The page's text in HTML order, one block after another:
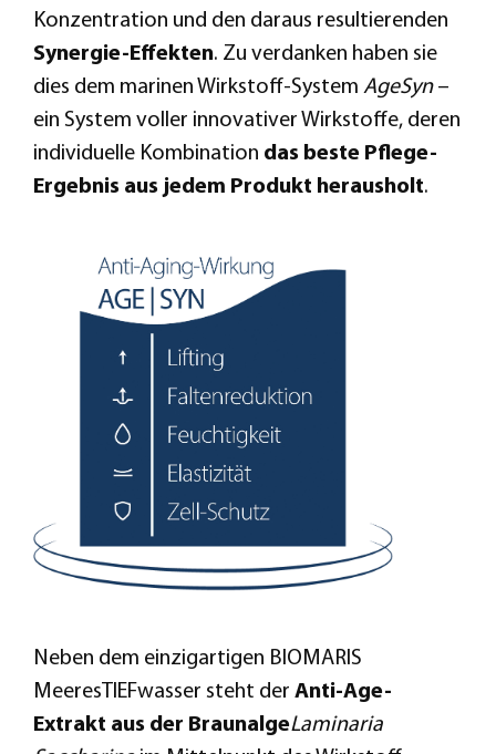
Konzentration und den daraus resultierenden
Synergie-Effekten. Zu verdanken haben sie
dies dem marinen Wirkstoff-System AgeSyn–
ein System voller innovativer Wirkstoffe, deren
individuelle Kombination das beste Pflege-
Ergebnis aus jedem Produkt herausholt.
Neben dem einzigartigen BIOMARIS
MeeresTIEFwasser steht der Anti-Age-
Extrakt aus der BraunalgeLaminaria